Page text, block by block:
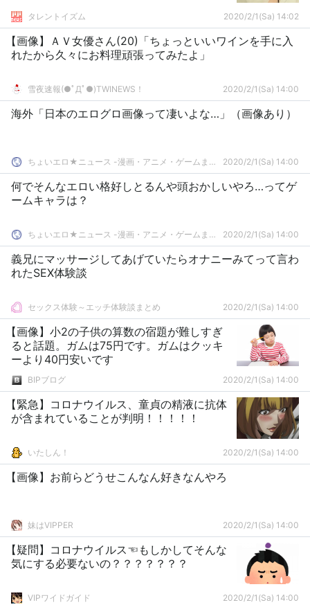
タレントイズム 2020/2/1(Sa) 14:02
【画像】ＡＶ女優さん(20)「ちょっといいワインを手に入
れたから久々にお料理頑張ってみたよ」
雪夜速報(●ﾟДﾟ●)TWINEWS！ 2020/2/1(Sa) 14:00
海外「日本のエログロ画像って凄いよな…」（画像あり）
ちょいエロ★ニュース -漫画・アニメ・ゲームまとめ- 2020/2/1(Sa) 14:00
何でそんなエロい格好しとるんや頭おかしいやろ…ってゲ
ームキャラは？
ちょいエロ★ニュース -漫画・アニメ・ゲームまとめ- 2020/2/1(Sa) 14:00
義兄にマッサージしてあげていたらオナニーみてって言わ
れたSEX体験談
セックス体験～エッチ体験談まとめ 2020/2/1(Sa) 14:00
【画像】小2の子供の算数の宿題が難しすぎ
ると話題。ガムは75円です。ガムはクッキ
ーより40円安いです
BIPブログ 2020/2/1(Sa) 14:00
【緊急】コロナウイルス、童貞の精液に抗体
が含まれていることが判明！！！！！
いたしん！ 2020/2/1(Sa) 14:00
【画像】お前らどうせこんなん好きなんやろ
妹はVIPPER 2020/2/1(Sa) 14:00
【疑問】コロナウイルス☜もしかしてそんな
気にする必要ないの？？？？？？？
VIPワイドガイド 2020/2/1(Sa) 14:00